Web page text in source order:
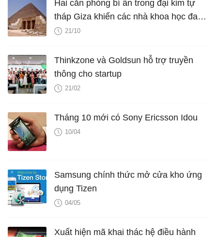
Hai căn phòng bí ẩn trong đại kim tự
tháp Giza khiến các nhà khoa học đau
đầu21/10
Thinkzone và Goldsun hỗ trợ truyền
thông cho startup
21/02
Tháng 10 mới có Sony Ericsson Idou
10/04
Samsung chính thức mở cửa kho ứng
dụng Tizen
04/05
Xuất hiện mã khai thác hệ điều hành